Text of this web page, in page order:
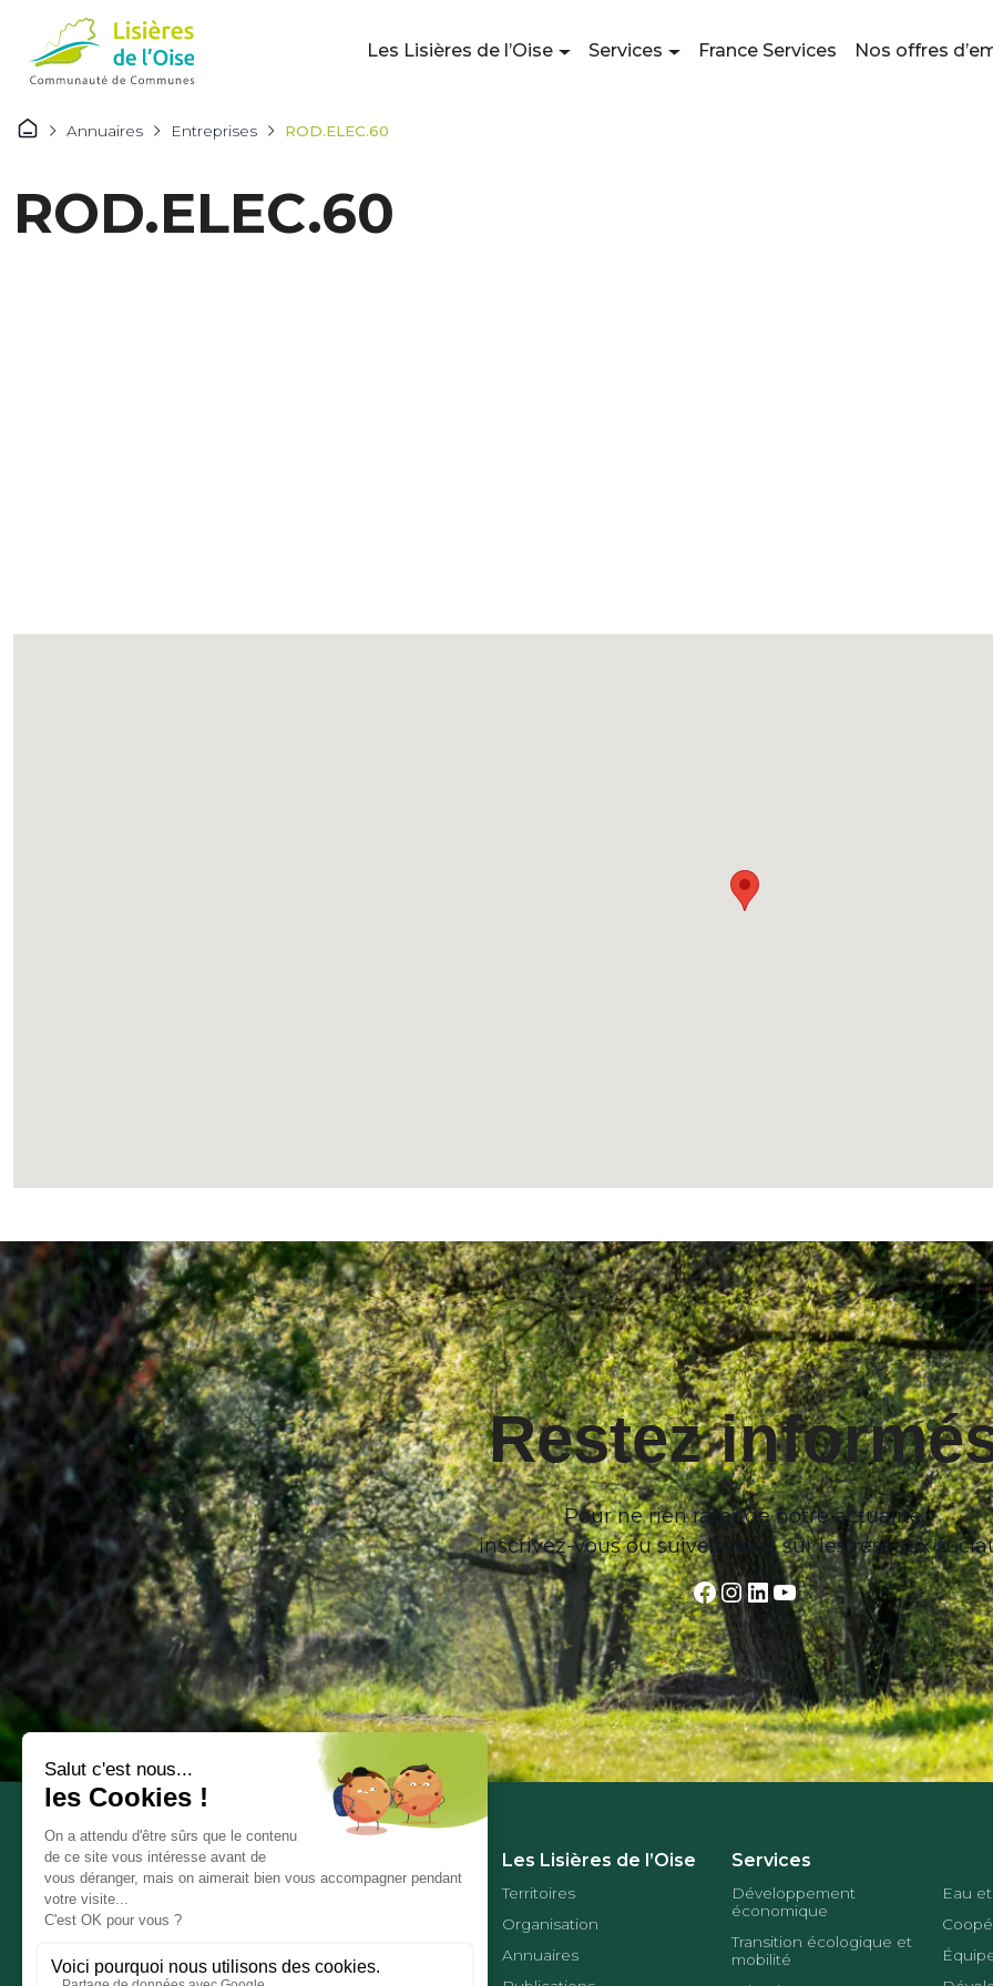
Les Lisières de l’Oise Services France Services Nos offres
Annuaires Entreprises ROD.ELEC.60
ROD.ELEC.60
Restez
Pour ne rien rater de notre actualité,
inscrivez-vous ou suivez-nous sur les réseaux
Facebook
Instagram
LinkedIn
YouTube
Les Lisières de l’Oise
Territoires
Organisation
Annuaires
Services
Développement
économique
Transition écologique et
mobilité
Eau